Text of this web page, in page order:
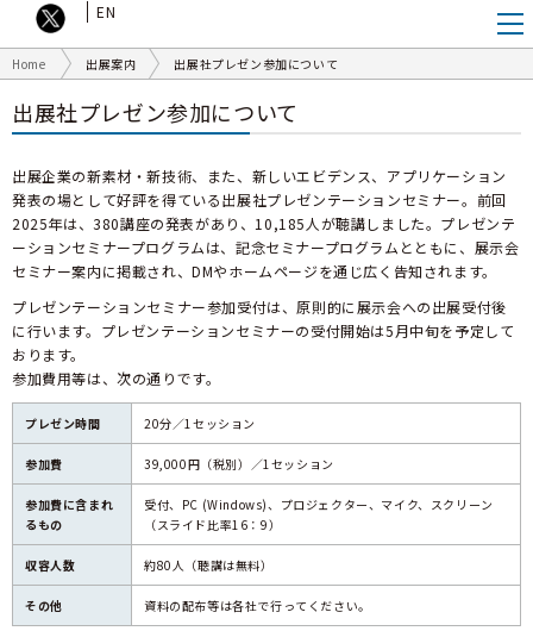
EN
Home 出展案内 出展社プレゼン参加について
出展社プレゼン参加について
出展企業の新素材・新技術、また、新しいエビデンス、アプリケーション
発表の場として好評を得ている出展社プレゼンテーションセミナー。前回
2025年は、380講座の発表があり、10,185人が聴講しました。プレゼンテ
ーションセミナープログラムは、記念セミナープログラムとともに、展示会
セミナー案内に掲載され、DMやホームページを通じ広く告知されます。
プレゼンテーションセミナー参加受付は、原則的に展示会への出展受付後
に行います。プレゼンテーションセミナーの受付開始は5月中旬を予定して
おります。
参加費用等は、次の通りです。
プレゼン時間 20分／1セッション
参加費 39,000円（税別）／1セッション
参加費に含まれ
るもの
受付、PC (Windows)、プロジェクター、マイク、スクリーン
（スライド比率16：9）
収容人数 約80人（聴講は無料）
その他 資料の配布等は各社で行ってください。